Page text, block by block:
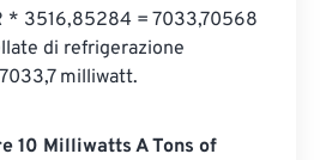
* 3516,85284 = 7033,70568
di refrigerazione
milliwatt.
10 Milliwatts A Tons of